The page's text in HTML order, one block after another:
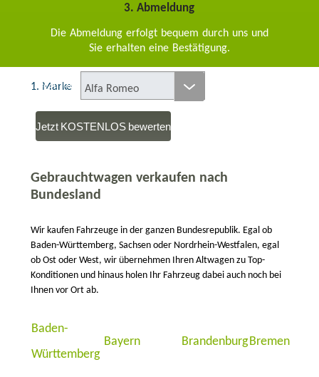
3. Abmeldung
Die Abmeldung erfolgt bequem durch uns und
Sie erhalten eine Bestätigung.
Jetzt Ihr Auto bewerten lassen:
1. Marke Alfa Romeo
Jetzt KOSTENLOS bewerten
Gebrauchtwagen verkaufen nach
Bundesland
Wir kaufen Fahrzeuge in der ganzen Bundesrepublik. Egal ob
Baden-Württemberg, Sachsen oder Nordrhein-Westfalen, egal
ob Ost oder West, wir übernehmen Ihren Altwagen zu Top-
Konditionen und hinaus holen Ihr Fahrzeug dabei auch noch bei
Ihnen vor Ort ab.
Baden-
Württemberg
Bayern Brandenburg Bremen